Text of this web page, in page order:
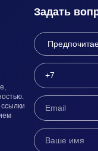
Задать